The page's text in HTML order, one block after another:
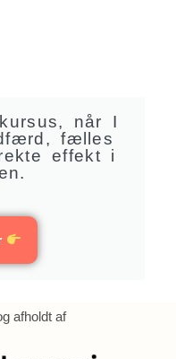
når I
fælles
effekt i
afholdt af